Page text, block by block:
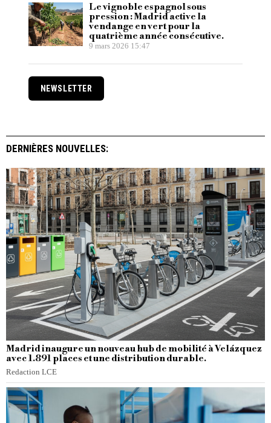
Le vignoble espagnol sous
pression : Madrid active la
vendange en vert pour la
quatrième année consécutive.
9 mars 2026 15:47
NEWSLETTER
DERNIÈRES NOUVELLES:
Madrid inaugure un nouveau hub de mobilité à Velázquez
avec 1.891 places et une distribution durable.
Redaction LCE